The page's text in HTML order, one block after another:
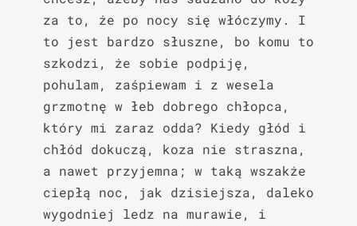
za to, że po nocy się włóczymy. I
to jest bardzo słuszne, bo komu to
szkodzi, że sobie podpiję,
pohulam, zaśpiewam i z wesela
grzmotnę w łeb dobrego chłopca,
który mi zaraz odda? Kiedy głód i
chłód dokuczą, koza nie straszna,
a nawet przyjemna; w taką wszakże
ciepłą noc, jak dzisiejsza, daleko
wygodniej ledz na murawie, i